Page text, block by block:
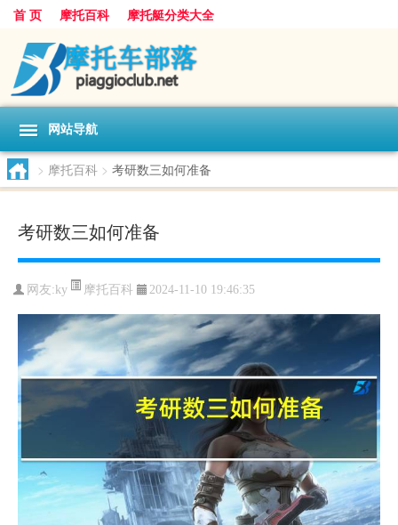
首 页 摩托百科 摩托艇分类大全
网站导航
> 摩托百科 > 考研数三如何准备
考研数三如何准备
网友: ky 摩托百科 2024-11-10 19:46:35